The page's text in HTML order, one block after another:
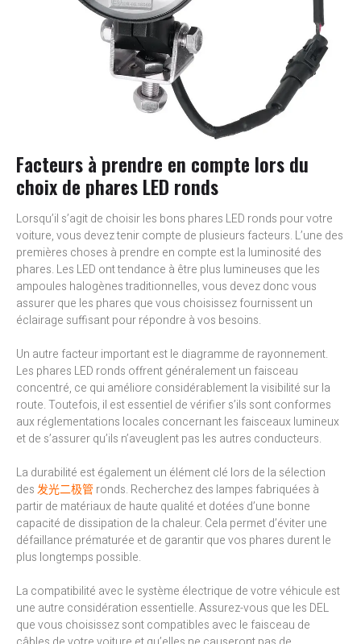
Facteurs à prendre en compte lors du
choix de phares LED ronds
Lorsqu’il s’agit de choisir les bons phares LED ronds pour votre
voiture, vous devez tenir compte de plusieurs facteurs. L’une des
premières choses à prendre en compte est la luminosité des
phares. Les LED ont tendance à être plus lumineuses que les
ampoules halogènes traditionnelles, vous devez donc vous
assurer que les phares que vous choisissez fournissent un
éclairage suffisant pour répondre à vos besoins.
Un autre facteur important est le diagramme de rayonnement.
Les phares LED ronds offrent généralement un faisceau
concentré, ce qui améliore considérablement la visibilité sur la
route. Toutefois, il est essentiel de vérifier s’ils sont conformes
aux réglementations locales concernant les faisceaux lumineux
et de s’assurer qu’ils n’aveuglent pas les autres conducteurs.
La durabilité est également un élément clé lors de la sélection
des发光二极管ronds. Recherchez des lampes fabriquées à
partir de matériaux de haute qualité et dotées d’une bonne
capacité de dissipation de la chaleur. Cela permet d’éviter une
défaillance prématurée et de garantir que vos phares durent le
plus longtemps possible.
La compatibilité avec le système électrique de votre véhicule est
une autre considération essentielle. Assurez-vous que les DEL
que vous choisissez sont compatibles avec le faisceau de